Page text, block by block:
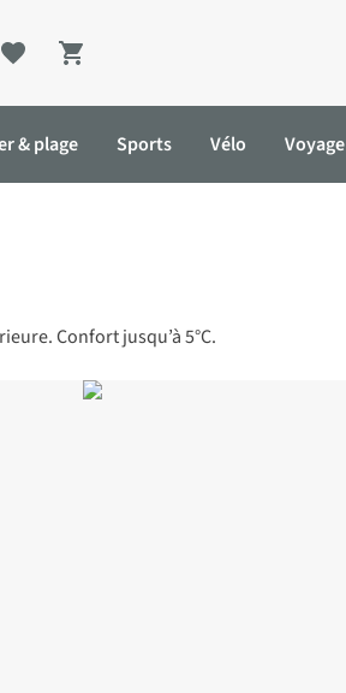
Shopping cart
& plage Sports Vélo Voyage
Confort jusqu’à 5°C.